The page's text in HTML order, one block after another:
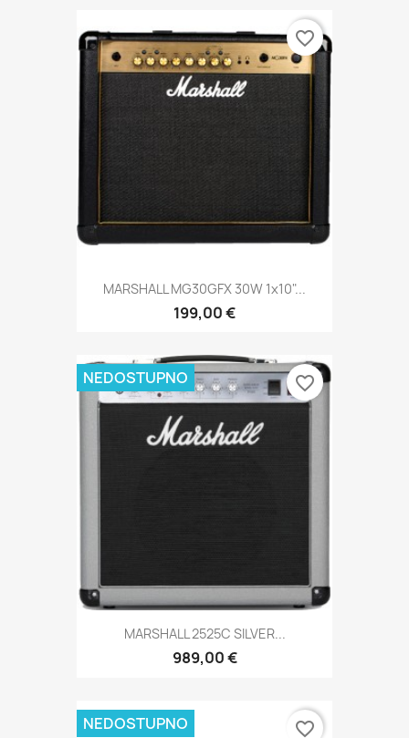
MARSHALL MG30GFX 30W 1x10"...
199,00 €
favorite_border
MARSHALL 2525C SILVER...
989,00 €
NEDOSTUPNO favorite_border
NEDOSTUPNO favorite_border